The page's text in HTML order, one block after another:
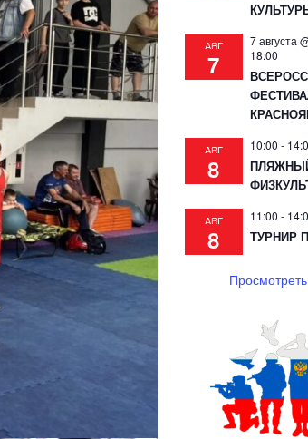
АВГ
7
7 августа
18:00
АВГ
8
10:00 -
АВГ
8
11:00 -
ТУРНИР